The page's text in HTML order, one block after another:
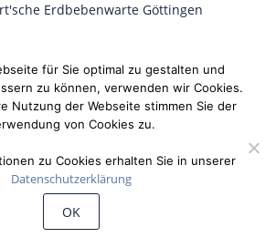
Erdbebenwarte Göttingen
für Sie optimal zu gestalten und
zu können, verwenden wir Cookies.
Nutzung der Webseite stimmen Sie der
von Cookies zu.
zu Cookies erhalten Sie in unserer
Datenschutzerklärung
OK